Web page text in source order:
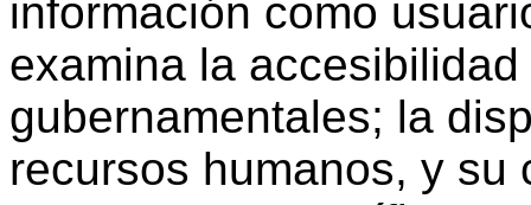
información como
examina la
gubernamentales; la
recursos humanos, y su